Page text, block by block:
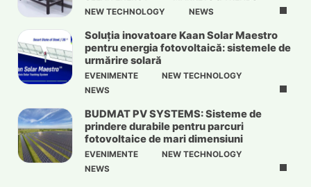
NEW TECHNOLOGY
NEWS
Soluția inovatoare Kaan Solar Maestro
pentru energia fotovoltaică: sistemele de
urmărire solară
EVENIMENTE
NEW TECHNOLOGY
NEWS
BUDMAT PV SYSTEMS: Sisteme de
prindere durabile pentru parcuri
fotovoltaice de mari dimensiuni
EVENIMENTE
NEW TECHNOLOGY
NEWS